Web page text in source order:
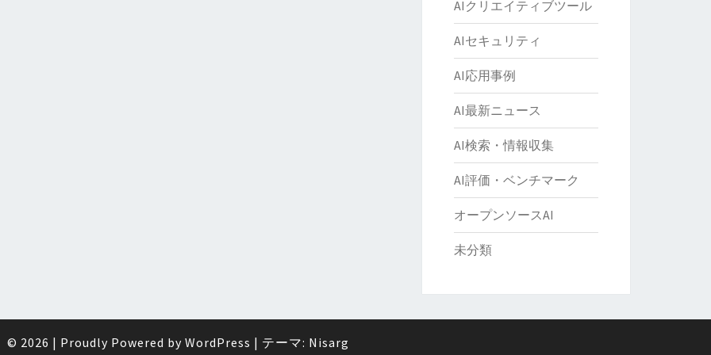
AIクリエイティブツール
AIセキュリティ
AI応用事例
AI最新ニュース
AI検索・情報収集
AI評価・ベンチマーク
オープンソースAI
未分類
© 2026 | Proudly Powered by WordPress | テーマ: Nisarg